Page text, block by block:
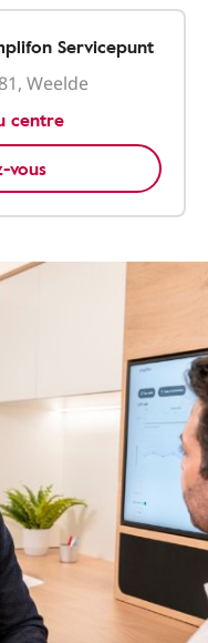
Servicepunt
Weelde
centre
vous